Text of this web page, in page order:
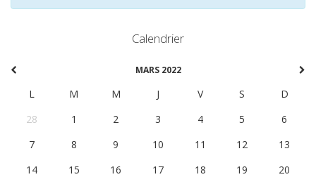
Calendrier
MARS 2022
L M M J V S
D
28
1 2 3 4 5
6
7
8 9 10 11 12
13
14
15 16 17 18 19
20